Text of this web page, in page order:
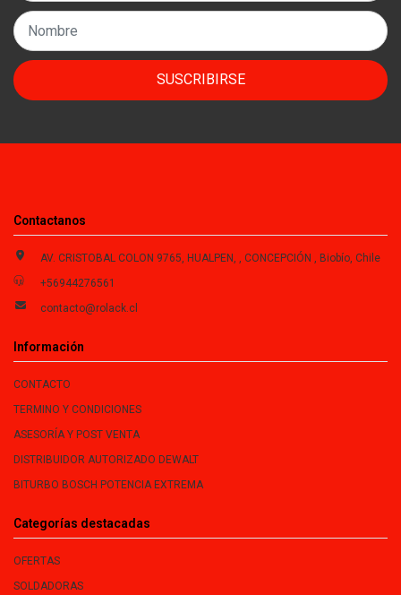
SUSCRIBIRSE
Contactanos
AV. CRISTOBAL COLON 9765, HUALPEN, , CONCEPCIÓN , Biobío, Chile
+56944276561
contacto@rolack.cl
Información
CONTACTO
TERMINO Y CONDICIONES
ASESORÍA Y POST VENTA
DISTRIBUIDOR AUTORIZADO DEWALT
BITURBO BOSCH POTENCIA EXTREMA
Categorías destacadas
OFERTAS
SOLDADORAS